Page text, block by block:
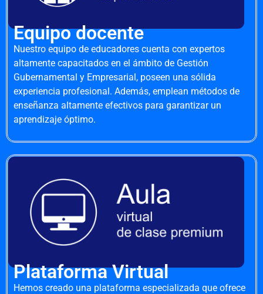
Equipo docente
Nuestro equipo de educadores cuenta con expertos
altamente capacitados en el ámbito de Gestión
Gubernamental y Empresarial, poseen una sólida
experiencia profesional. Además, emplean métodos de
enseñanza altamente efectivos para garantizar un
aprendizaje óptimo.
Plataforma Virtual
Hemos creado una plataforma especializada que ofrece